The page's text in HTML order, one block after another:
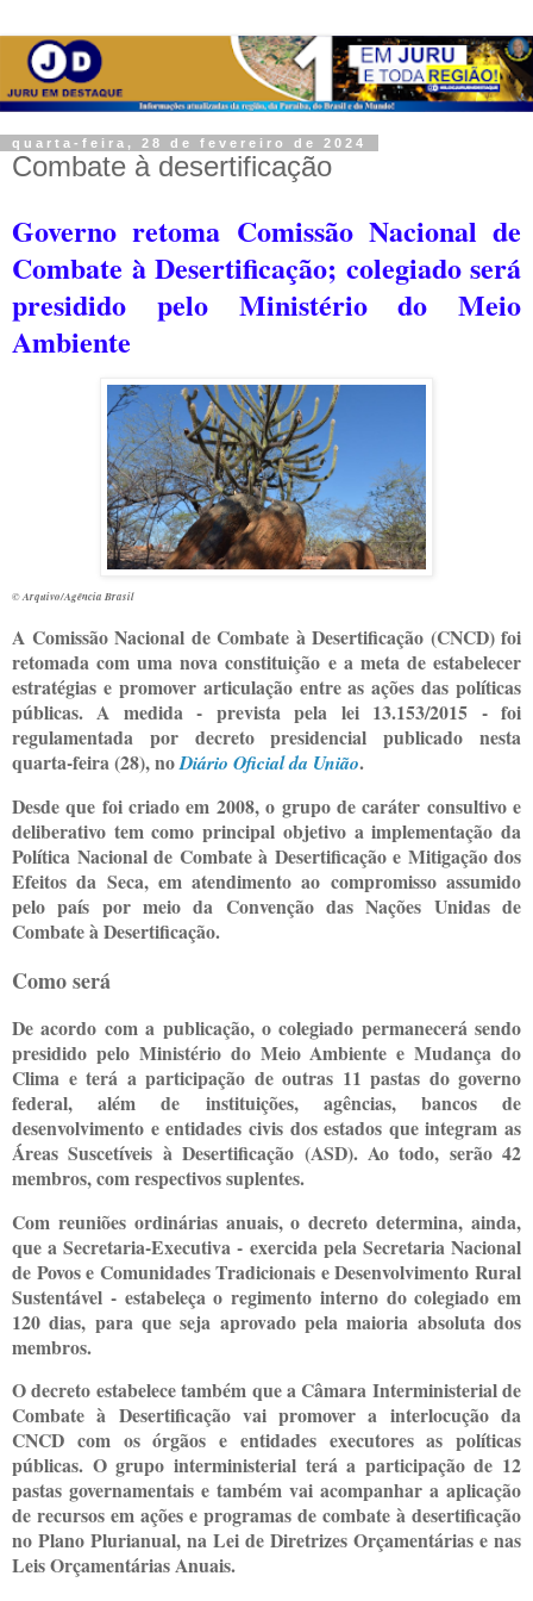
quarta-feira, 28 de fevereiro de 2024
Combate à desertificação
Governo retoma Comissão Nacional de
Combate à Desertificação; colegiado será
presidido pelo Ministério do Meio
Ambiente
© Arquivo/Agência Brasil
A Comissão Nacional de Combate à Desertificação (CNCD) foi
retomada com uma nova constituição e a meta de estabelecer
estratégias e promover articulação entre as ações das políticas
públicas. A medida - prevista pela lei 13.153/2015 - foi
regulamentada por decreto presidencial publicado nesta
quarta-feira (28), noDiário Oficial da União.
Desde que foi criado em 2008, o grupo de caráter consultivo e
deliberativo tem como principal objetivo a implementação da
Política Nacional de Combate à Desertificação e Mitigação dos
Efeitos da Seca, em atendimento ao compromisso assumido
pelo país por meio da Convenção das Nações Unidas de
Combate à Desertificação.
Como será
De acordo com a publicação, o colegiado permanecerá sendo
presidido pelo Ministério do Meio Ambiente e Mudança do
Clima e terá a participação de outras 11 pastas do governo
federal, além de instituições, agências, bancos de
desenvolvimento e entidades civis dos estados que integram as
Áreas Suscetíveis à Desertificação (ASD). Ao todo, serão 42
membros, com respectivos suplentes.
Com reuniões ordinárias anuais, o decreto determina, ainda,
que a Secretaria-Executiva - exercida pela Secretaria Nacional
de Povos e Comunidades Tradicionais e Desenvolvimento Rural
Sustentável - estabeleça o regimento interno do colegiado em
120 dias, para que seja aprovado pela maioria absoluta dos
membros.
O decreto estabelece também que a Câmara Interministerial de
Combate à Desertificação vai promover a interlocução da
CNCD com os órgãos e entidades executores as políticas
públicas. O grupo interministerial terá a participação de 12
pastas governamentais e também vai acompanhar a aplicação
de recursos em ações e programas de combate à desertificação
no Plano Plurianual, na Lei de Diretrizes Orçamentárias e nas
Leis Orçamentárias Anuais.